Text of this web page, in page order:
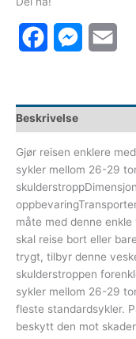
Facebook
Beskrivelse
Gjør reisen enklere
sykler mellom 26-29
måte med denne
skal reise bort eller
trygt, tilbyr denne
skulderstroppen
sykler mellom 26-29
fleste standardsykler.
beskytt den mot